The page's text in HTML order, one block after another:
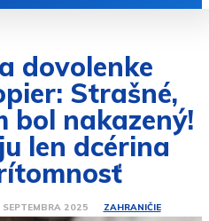
dovolenke
Strašné,
bol nakazený!
len dcérina
SEPTEMBRA 2025 ZAHRANIČIE